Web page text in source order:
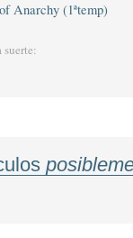
Anarchy (1ªtemp)
suerte: